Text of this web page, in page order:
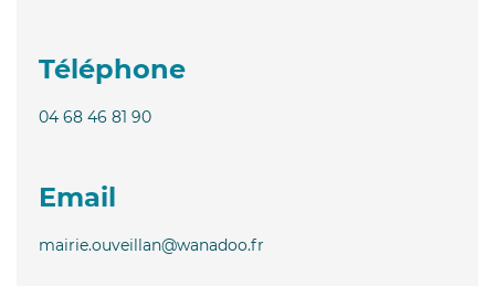
Téléphone
04 68 46 81 90
Email
mairie.ouveillan@wanadoo.fr